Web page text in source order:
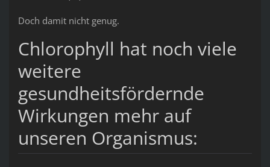
Doch damit nicht genug.
Chlorophyll hat noch viele
weitere
gesundheitsfördernde
Wirkungen mehr auf
unseren Organismus: